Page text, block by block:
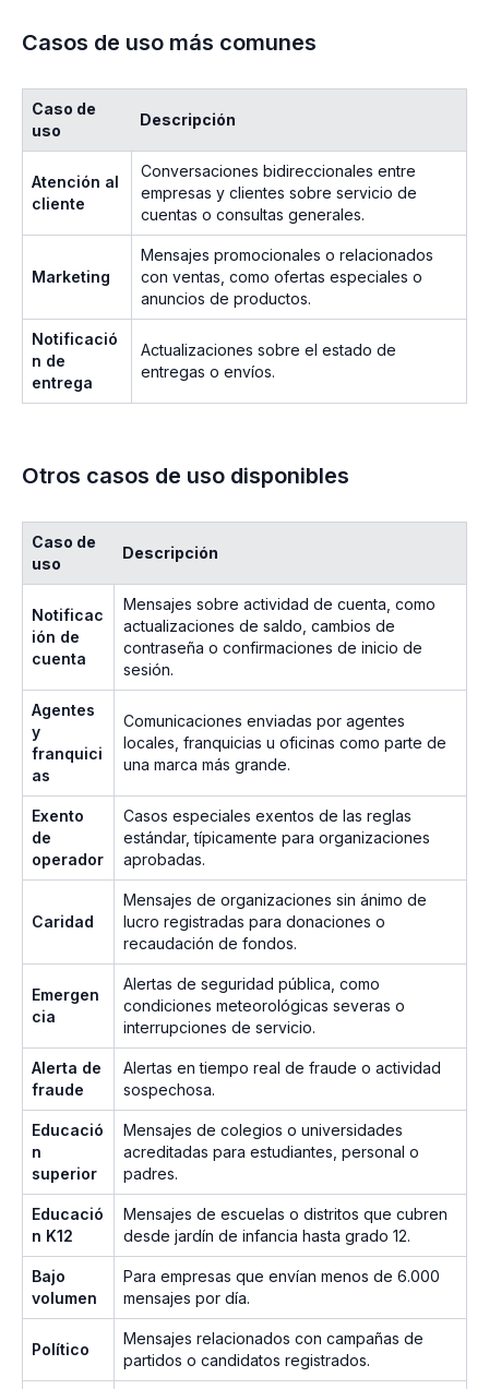
Casos de uso más comunes
Caso de
uso
Descripción
Atención al
cliente
Conversaciones bidireccionales entre
empresas y clientes sobre servicio de
cuentas o consultas generales.
Marketing
Mensajes promocionales o relacionados
con ventas, como ofertas especiales o
anuncios de productos.
Notificació
n de
entrega
Actualizaciones sobre el estado de
entregas o envíos.
Otros casos de uso disponibles
Caso de
uso
Descripción
Notificac
ión de
cuenta
Mensajes sobre actividad de cuenta, como
actualizaciones de saldo, cambios de
contraseña o confirmaciones de inicio de
sesión.
Agentes
y
franquici
as
Comunicaciones enviadas por agentes
locales, franquicias u oficinas como parte de
una marca más grande.
Exento
de
operador
Casos especiales exentos de las reglas
estándar, típicamente para organizaciones
aprobadas.
Caridad
Mensajes de organizaciones sin ánimo de
lucro registradas para donaciones o
recaudación de fondos.
Emergen
cia
Alertas de seguridad pública, como
condiciones meteorológicas severas o
interrupciones de servicio.
Alerta de
fraude
Alertas en tiempo real de fraude o actividad
sospechosa.
Educació
n
superior
Mensajes de colegios o universidades
acreditadas para estudiantes, personal o
padres.
Educació
n K12
Mensajes de escuelas o distritos que cubren
desde jardín de infancia hasta grado 12.
Bajo
volumen
Para empresas que envían menos de 6.000
mensajes por día.
Político
Mensajes relacionados con campañas de
partidos o candidatos registrados.